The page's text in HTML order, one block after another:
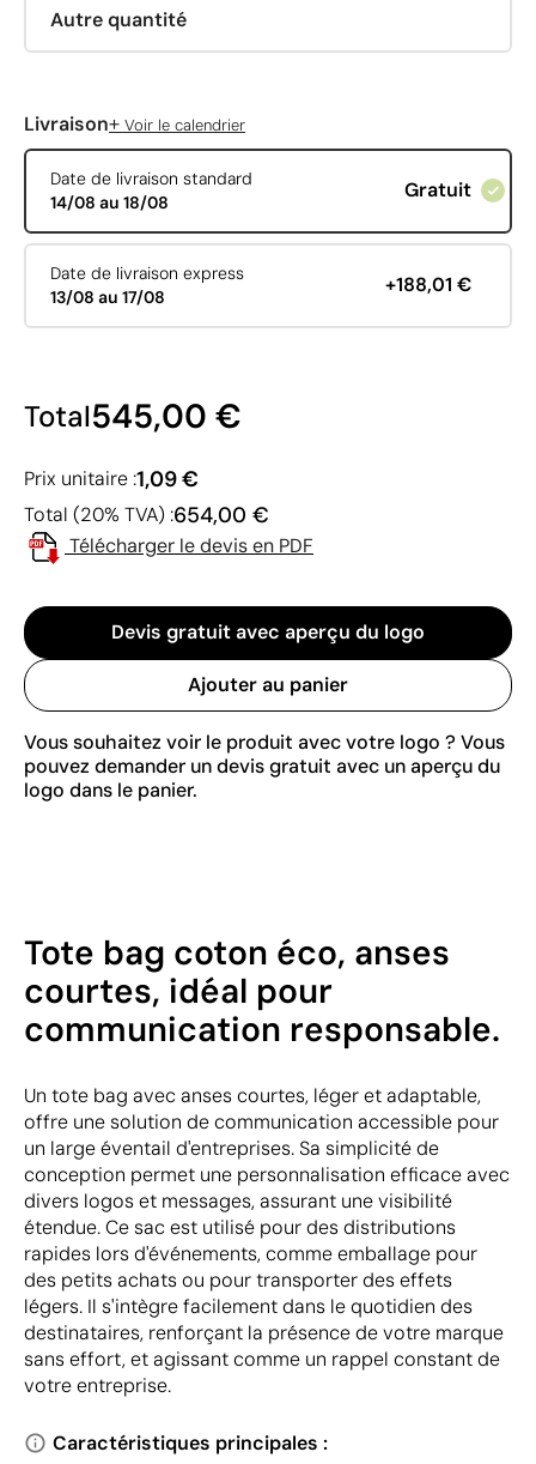
Autre quantité
Livraison+ Voir le calendrier
Date de livraison standard
14/08 au 18/08
Gratuit
Date de livraison express
13/08 au 17/08
+188,01 €
Total545,00 €
Prix unitaire :1,09 €
Total (20% TVA) :654,00 €
Télécharger le devis en PDF
Devis gratuit avec aperçu du logo
Ajouter au panier
Vous souhaitez voir le produit avec votre logo ? Vous
pouvez demander un devis gratuit avec un aperçu du
logo dans le panier.
Tote bag coton éco, anses
courtes, idéal pour
communication responsable.
Un tote bag avec anses courtes, léger et adaptable,
offre une solution de communication accessible pour
un large éventail d'entreprises. Sa simplicité de
conception permet une personnalisation efficace avec
divers logos et messages, assurant une visibilité
étendue. Ce sac est utilisé pour des distributions
rapides lors d'événements, comme emballage pour
des petits achats ou pour transporter des effets
légers. Il s'intègre facilement dans le quotidien des
destinataires, renforçant la présence de votre marque
sans effort, et agissant comme un rappel constant de
votre entreprise.
Caractéristiques principales :